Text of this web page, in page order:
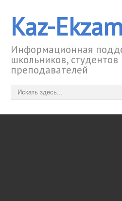
Kaz-
Информационная
школьников, студентов
преподавателей